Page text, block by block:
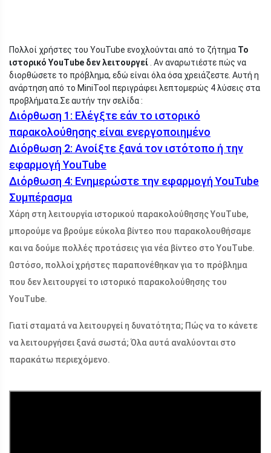
Πολλοί χρήστες του YouTube ενοχλούνται από το ζήτημα Το
ιστορικό YouTube δεν λειτουργεί . Αν αναρωτιέστε πώς να
διορθώσετε το πρόβλημα, εδώ είναι όλα όσα χρειάζεστε. Αυτή η
ανάρτηση από το MiniTool περιγράφει λεπτομερώς 4 λύσεις στα
προβλήματα. Σε αυτήν την σελίδα :
Διόρθωση 1: Ελέγξτε εάν το ιστορικό
παρακολούθησης είναι ενεργοποιημένο
Διόρθωση 2: Ανοίξτε ξανά τον ιστότοπο ή την
εφαρμογή YouTube
Διόρθωση 4: Ενημερώστε την εφαρμογή YouTube
Συμπέρασμα
Χάρη στη λειτουργία ιστορικού παρακολούθησης YouTube,
μπορούμε να βρούμε εύκολα βίντεο που παρακολουθήσαμε
και να δούμε πολλές προτάσεις για νέα βίντεο στο YouTube.
Ωστόσο, πολλοί χρήστες παραπονέθηκαν για το πρόβλημα
που δεν λειτουργεί το ιστορικό παρακολούθησης του
YouTube.
Γιατί σταματά να λειτουργεί η δυνατότητα; Πώς να το κάνετε
να λειτουργήσει ξανά σωστά; Όλα αυτά αναλύονται στο
παρακάτω περιεχόμενο.